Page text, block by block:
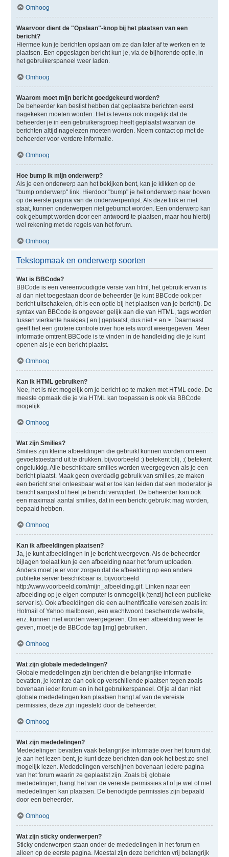
Omhoog
Waarvoor dient de "Opslaan"-knop bij het plaatsen van een
bericht?
Hiermee kun je berichten opslaan om ze dan later af te werken en te
plaatsen. Een opgeslagen bericht kun je, via de bijhorende optie, in
het gebruikerspaneel weer laden.
Omhoog
Waarom moet mijn bericht goedgekeurd worden?
De beheerder kan beslist hebben dat geplaatste berichten eerst
nagekeken moeten worden. Het is tevens ook mogelijk dat de
beheerder je in een gebruikersgroep heeft geplaatst waarvan de
berichten altijd nagelezen moeten worden. Neem contact op met de
beheerder voor verdere informatie.
Omhoog
Hoe bump ik mijn onderwerp?
Als je een onderwerp aan het bekijken bent, kan je klikken op de
"bump onderwerp" link. Hierdoor "bump" je het onderwerp naar boven
op de eerste pagina van de onderwerpenlijst. Als deze link er niet
staat, kunnen onderwerpen niet gebumpt worden. Een onderwerp kan
ook gebumpt worden door een antwoord te plaatsen, maar hou hierbij
wel rekening met de regels van het forum.
Omhoog
Tekstopmaak en onderwerp soorten
Wat is BBCode?
BBCode is een vereenvoudigde versie van html, het gebruik ervan is
al dan niet toegestaan door de beheerder (je kunt BBCode ook per
bericht uitschakelen, dit is een optie bij het plaatsen van je bericht). De
syntax van BBCode is ongeveer gelijk aan die van HTML, tags worden
tussen vierkante haakjes [ en ] geplaatst, dus niet < en >. Daarnaast
geeft het een grotere controle over hoe iets wordt weergegeven. Meer
informatie omtrent BBCode is te vinden in de handleiding die je kunt
openen als je een bericht plaatst.
Omhoog
Kan ik HTML gebruiken?
Nee, het is niet mogelijk om je bericht op te maken met HTML code. De
meeste opmaak die je via HTML kan toepassen is ook via BBCode
mogelijk.
Omhoog
Wat zijn Smilies?
Smilies zijn kleine afbeeldingen die gebruikt kunnen worden om een
gevoelstoestand uit te drukken, bijvoorbeeld :) betekent blij, :( betekent
ongelukkig. Alle beschikbare smilies worden weergegeven als je een
bericht plaatst. Maak geen overdadig gebruik van smilies, ze maken
een bericht snel onleesbaar wat er toe kan leiden dat een moderator je
bericht aanpast of heel je bericht verwijdert. De beheerder kan ook
een maximaal aantal smilies, dat in een bericht gebruikt mag worden,
bepaald hebben.
Omhoog
Kan ik afbeeldingen plaatsen?
Ja, je kunt afbeeldingen in je bericht weergeven. Als de beheerder
bijlagen toelaat kun je een afbeelding naar het forum uploaden.
Anders moet je er voor zorgen dat de afbeelding op een andere
publieke server beschikbaar is, bijvoorbeeld
http://www.voorbeeld.com/mijn_afbeelding.gif. Linken naar een
afbeelding op je eigen computer is onmogelijk (tenzij het een publieke
server is). Ook afbeeldingen die een authentificatie vereisen zoals in:
Hotmail of Yahoo mailboxen, een wachtwoord beschermde website,
enz. kunnen niet worden weergegeven. Om een afbeelding weer te
geven, moet je de BBCode tag [img] gebruiken.
Omhoog
Wat zijn globale mededelingen?
Globale mededelingen zijn berichten die belangrijke informatie
bevatten, je komt ze dan ook op verschillende plaatsen tegen zoals
bovenaan ieder forum en in het gebruikerspaneel. Of je al dan niet
globale mededelingen kan plaatsen hangt af van de vereiste
permissies, deze zijn ingesteld door de beheerder.
Omhoog
Wat zijn mededelingen?
Mededelingen bevatten vaak belangrijke informatie over het forum dat
je aan het lezen bent, je kunt deze berichten dan ook het best zo snel
mogelijk lezen. Mededelingen verschijnen bovenaan iedere pagina
van het forum waarin ze geplaatst zijn. Zoals bij globale
mededelingen, hangt het van de vereiste permissies af of je wel of niet
mededelingen kan plaatsen. De benodigde permissies zijn bepaald
door een beheerder.
Omhoog
Wat zijn sticky onderwerpen?
Sticky onderwerpen staan onder de mededelingen in het forum en
alleen op de eerste pagina. Meestal zijn deze berichten vrij belangrijk